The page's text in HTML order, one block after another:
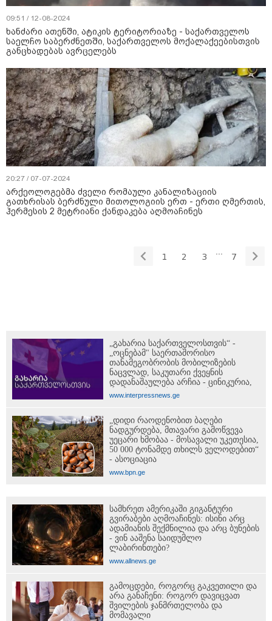
09:51 / 12-08-2024
ხანძარი ათენში, ატიკის ტერიტორიაზე - საქართველოს
საელჩო საბერძნეთში, საქართველოს მოქალაქეებისთვის
განცხადებას ავრცელებს
20:27 / 07-07-2024
არქეოლოგებმა ძველი რომაული კანალიზაციის
გათხრისას ბერძნული მითოლოგიის ერთ - ერთი ღმერთის,
ჰერმესის 2 მეტრიანი ქანდაკება აღმოაჩინეს
1 2 3
...
7
„გახარია საქართველოსთვის“ -
„ოცნებამ" საერთაშორისო
თანამეგობრობის მობილიზების
ნაცვლად, საკუთარი ქვეყნის
დადანაშაულება არჩია - ცინიკურია,
რომ ოკუპაციასა და ოკუპაციის
მსხვერპლ მოქალაქეებზე მეტად ე.წ.
www.interpressnews.ge
„დიდი რაოდენობით ბაღები
ნადგურდება, მთავარი გამოწვევა
უეცარი ხმობაა - მოსავალი უკეთესია,
50 000 ტონამდე თხილს ველოდებით“
- ასოციაცია
www.bpn.ge
სამხრეთ ამერიკაში გიგანტური
გვირაბები აღმოაჩინეს: ისინი არც
ადამიანის შექმნილია და არც ბუნების
- ვინ ააშენა საიდუმლო
ლაბირინთები?
www.allnews.ge
გამოცდები, როგორც გაკვეთილი და
არა განაჩენი: როგორ დავიცვათ
შვილების ჯანმრთელობა და
მომავალი